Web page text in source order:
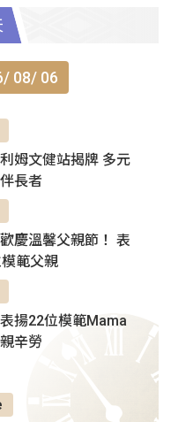
08/ 06
姆文健站揭牌 多元
長者
慶溫馨父親節！ 表
範父親
揚22位模範Mama
辛勞